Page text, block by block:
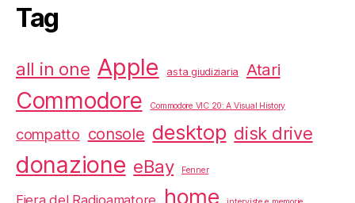
Tag
all in one Apple asta giudiziaria Atari
Commodore Commodore VIC 20: A Visual History
compatto console desktop disk drive
donazione eBay Fenner
Fiera del Radioamatore home